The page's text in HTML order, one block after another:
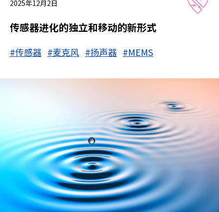
2025年12月2日
传感器进化的独立和移动的新形式
#传感器 #麦克风 #扬声器 #MEMS